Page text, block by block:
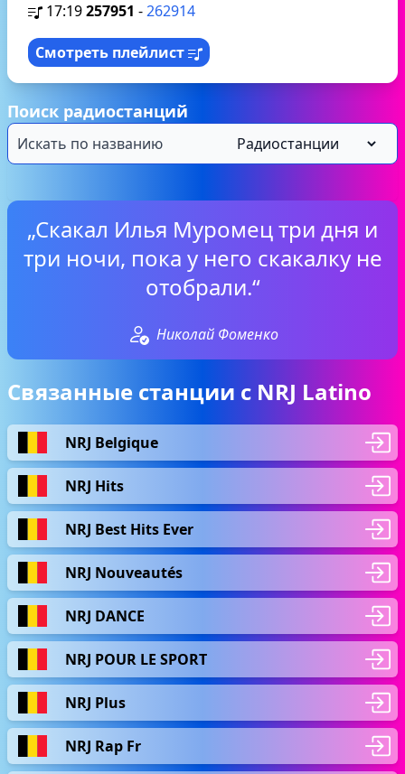
17:19257951 -262914
Смотреть плейлист
Поиск радиостанций
„Скакал Илья Муромец три дня и
три ночи, пока у него скакалку не
отобрали.“
Николай Фоменко
Связанные станции с NRJ Latino
NRJ Belgique
NRJ Hits
NRJ Best Hits Ever
NRJ Nouveautés
NRJ DANCE
NRJ POUR LE SPORT
NRJ Plus
NRJ Rap Fr